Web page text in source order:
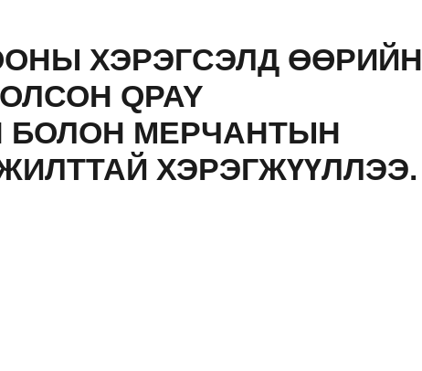
ХЭРЭГСЭЛД ӨӨРИЙН
QPAY
БОЛОН МЕРЧАНТЫН
ХЭРЭГЖҮҮЛЛЭЭ.